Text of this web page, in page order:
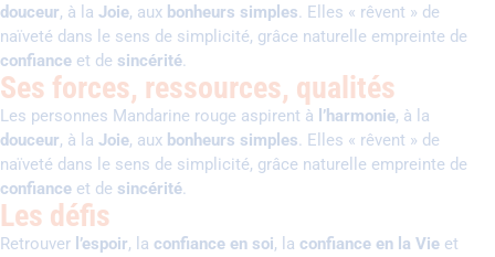
douceur, à la Joie, aux bonheurs simples. Elles « rêvent » de
naïveté dans le sens de simplicité, grâce naturelle empreinte de
confiance et de sincérité.
Ses forces, ressources, qualités
Les personnes Mandarine rouge aspirent à l’harmonie, à la
douceur, à la Joie, aux bonheurs simples. Elles « rêvent » de
naïveté dans le sens de simplicité, grâce naturelle empreinte de
confiance et de sincérité.
Les défis
Retrouver l’espoir, la confiance en soi, la confiance en la Vie et